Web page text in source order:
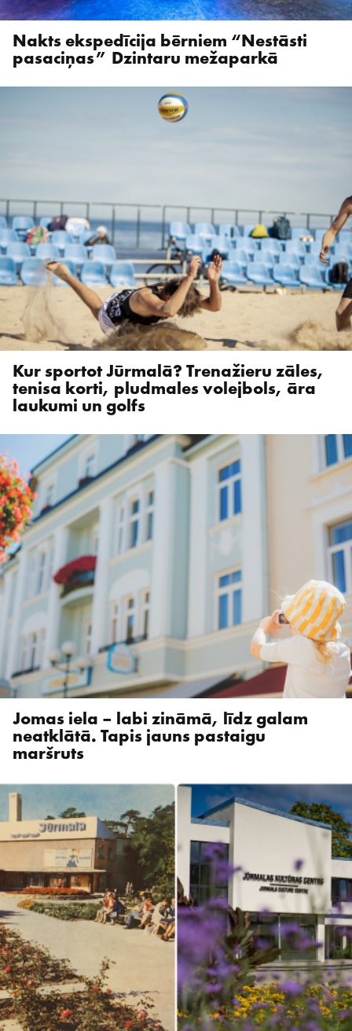
Nakts ekspedīcija bērniem “Nestāsti
pasaciņas” Dzintaru mežaparkā
Kur sportot Jūrmalā? Trenažieru zāles,
tenisa korti, pludmales volejbols, āra
laukumi un golfs
Jomas iela – labi zināmā, līdz galam
neatklātā. Tapis jauns pastaigu
maršruts